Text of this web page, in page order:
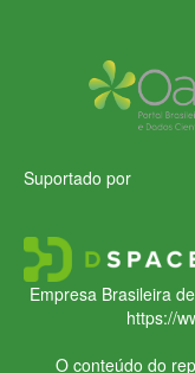
Suportado por
Empresa Brasileira
https://
O conteúdo do